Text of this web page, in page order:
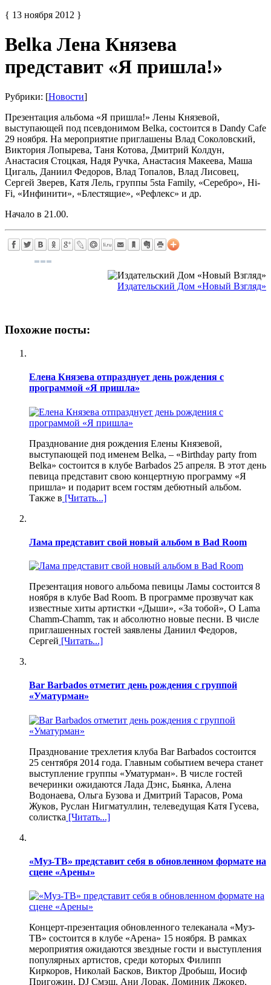
{ 13 ноября 2012 }
Belka Лена Князева
представит «Я пришла!»
Рубрики: [Новости]
Презентация альбома «Я пришла!» Лены Князевой,
выступающей под псевдонимом Belka, состоится в Dandy Cafe
29 ноября. На мероприятие приглашены Влад Соколовский,
Виктория Лопырева, Таня Котова, Дмитрий Колдун,
Анастасия Стоцкая, Надя Ручка, Анастасия Макеева, Маша
Цигаль, Даниил Федоров, Влад Топалов, Влад Лисовец,
Сергей Зверев, Катя Лель, группы 5sta Family, «Серебро», Hi-
Fi, «Инфинити», «Блестящие», «Рефлекс» и др.
Начало в 21.00.
Издательский Дом «Новый Взгляд»
Похожие посты:
Елена Князева отпразднует день рождения с
программой «Я пришла»
Празднование дня рождения Елены Князевой,
выступающей под именем Belka, – «Birthday party from
Belka» состоится в клубе Barbados 25 апреля. В этот день
певица представит свою концертную программу «Я
пришла» и подарит всем гостям дебютный альбом.
Также в [Читать...]
Лама представит свой новый альбом в Bad Room
Презентация нового альбома певицы Ламы состоится 8
ноября в клубе Bad Room. В программе прозвучат как
известные хиты артистки «Дыши», «За тобой», O Lama
Chamm-Chamm, так и абсолютно новые песни. В числе
приглашенных гостей заявлены Даниил Федоров,
Сергей [Читать...]
Bar Barbados отметит день рождения с группой
«Уматурман»
Празднование трехлетия клуба Bar Barbados состоится
25 сентября 2014 года. Главным событием вечера станет
выступление группы «Уматурман». В числе гостей
вечеринки ожидаются Лада Дэнс, Бьянка, Алена
Водонаева, Ольга Бузова и Дмитрий Тарасов, Рома
Жуков, Руслан Нигматуллин, телеведущая Катя Гусева,
солистка [Читать...]
«Муз-ТВ» представит себя в обновленном формате на
сцене «Арены»
Концерт-презентация обновленного телеканала «Муз-
ТВ» состоится в клубе «Арена» 15 ноября. В рамках
мероприятия ожидаются звездные гости и выступления
популярных артистов, среди которых Филипп
Киркоров, Николай Басков, Виктор Дробыш, Иосиф
Пригожин, DJ Смэш, Ани Лорак, Доминик Джокер,